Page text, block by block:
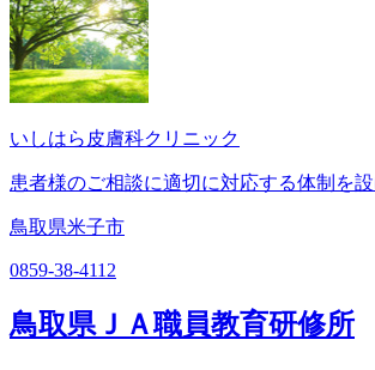
いしはら皮膚科クリニック
患者様のご相談に適切に対応する体制を
鳥取県米子市
0859-38-4112
鳥取県ＪＡ職員教育研修所